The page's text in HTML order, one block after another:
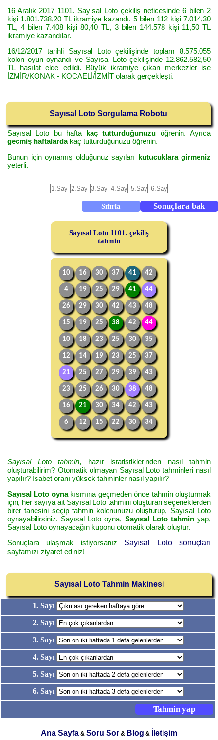
16 Aralık 2017 1101. Sayısal Loto çekiliş neticesinde 6 bilen 2
kişi 1.801.738,20 TL ikramiye kazandı. 5 bilen 112 kişi 7.014,30
TL, 4 bilen 7.408 kişi 80,40 TL, 3 bilen 144.578 kişi 11,50 TL
ikramiye kazandılar.
16/12/2017 tarihli Sayısal Loto çekilişinde toplam 8.575.055
kolon oyun oynandı ve Sayısal Loto çekilişinde 12.862.582,50
TL hasılat elde edildi. Büyük ikramiye çıkan merkezler ise
İZMİR/KONAK - KOCAELİ/İZMİT olarak gerçekleşti.
Sayısal Loto Sorgulama Robotu
Sayısal Loto bu hafta kaç tutturduğunuzu öğrenin. Ayrıca
geçmiş haftalardakaç tutturduğunuzu öğrenin.
Bunun için oynamış olduğunuz sayıları kutucuklara girmeniz
yeterli.
Sayısal Loto 1101. çekiliş
tahmin
10 16 30 37 41 42
4 19 25 29 41 44
26 29 30 42 43 48
15 19 25 38 42 44
10 18 23 25 30 35
12 14 19 23 25 37
21 25 27 29 39 43
23 25 26 30 38 48
16 21 30 34 42 43
6 12 15 22 30 34
Sayısal Loto tahmin, hazır istatistiklerinden nasıl tahmin
oluşturabilirim? Otomatik olmayan Sayısal Loto tahminleri nasıl
yapılır? İsabet oranı yüksek tahminler nasıl yapılır?
Sayısal Loto oynakısmına geçmeden önce tahmin oluşturmak
için, her sayıya ait Sayısal Loto tahmini oluşturan seçeneklerden
birer tanesini seçip tahmin kolonunuzu oluşturup, Sayısal Loto
oynayabilirsiniz. Sayısal Loto oyna, Sayısal Loto tahminyap,
Sayısal Loto oynayacağın kuponu otomatik olarak oluştur.
Sonuçlara ulaşmak istiyorsanız Sayısal Loto sonuçları
sayfamızı ziyaret ediniz!
Sayısal Loto Tahmin Makinesi
1. Sayı
2. Sayı
3. Sayı
4. Sayı
5. Sayı
6. Sayı
Ana Sayfa& Soru Sor& Blog & İletişim